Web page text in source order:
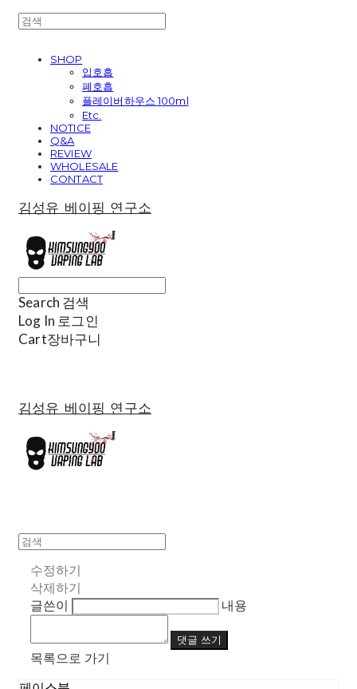
SHOP
입호흡
폐호흡
플레이버하우스 100ml
Etc.
NOTICE
Q&A
REVIEW
WHOLESALE
CONTACT
김성유 베이핑 연구소
Search 검색
Log In 로그인
Cart장바구니
김성유 베이핑 연구소
수정하기
삭제하기
글쓴이
내용
댓글 쓰기
목록으로 가기